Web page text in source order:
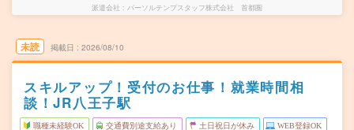
派遣会社 パーソルテンプスタッフ株式会社 首都圏
未読 掲載日 2026/08/10
スキルアップ！受付のお仕事！就業時間相
談！JR八王子駅
職種未経験OK 交通費別途支給あり 土日祝日が休み WEB登録OK